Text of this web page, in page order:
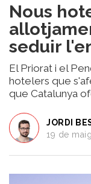
Portada
Vins
Naturals
Actualitat
Líders
del
canvi
i
Sostenibilitat
Tendències
del
Vi
Nous
seduir
El Priorat i el
hotelers que
que Catalunya
JORDI
19 de